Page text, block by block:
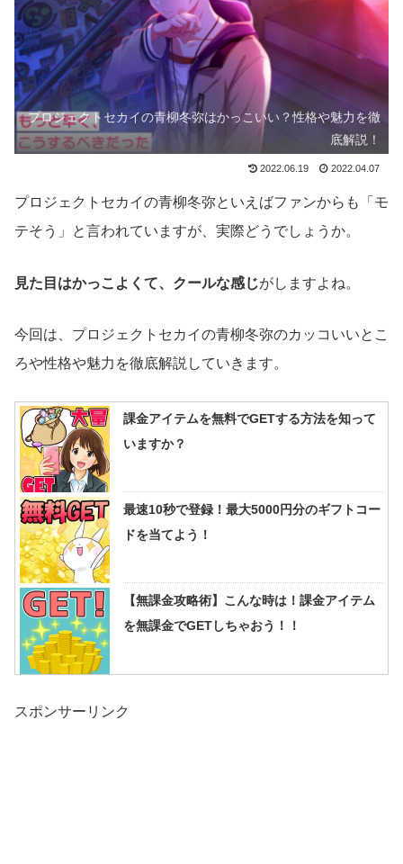
プロジェクトセカイの青柳冬弥はかっこいい？性格や魅力を徹
底解説！
2022.06.19 2022.04.07
プロジェクトセカイの青柳冬弥といえばファンからも「モ
テそう」と言われていますが、実際どうでしょうか。
見た目はかっこよくて、クールな感じがしますよね。
今回は、プロジェクトセカイの青柳冬弥のカッコいいとこ
ろや性格や魅力を徹底解説していきます。
課金アイテムを無料でGETする方法を知って
いますか？
最速10秒で登録！最大5000円分のギフトコー
ドを当てよう！
【無課金攻略術】こんな時は！課金アイテム
を無課金でGETしちゃおう！！
スポンサーリンク